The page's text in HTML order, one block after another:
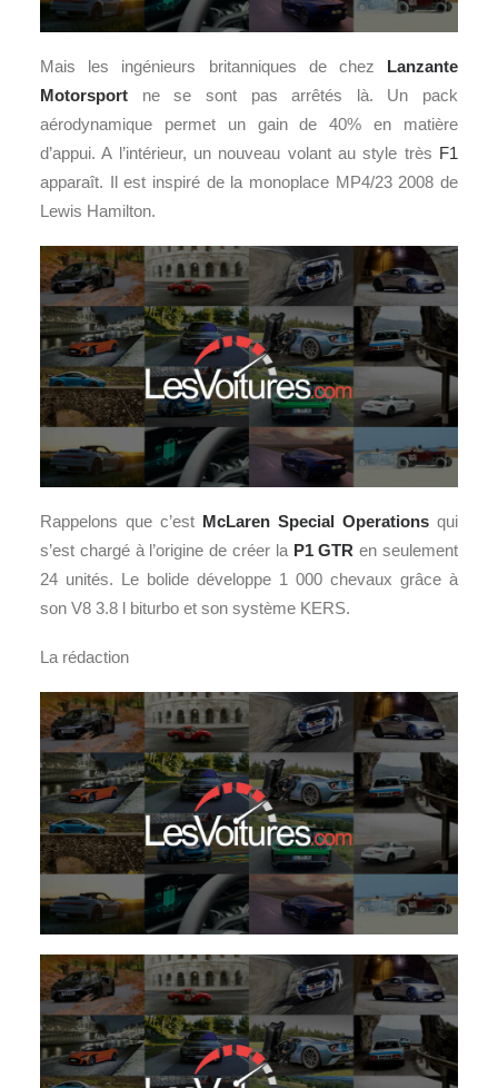
Mais les ingénieurs britanniques de chez Lanzante
Motorsport ne se sont pas arrêtés là. Un pack
aérodynamique permet un gain de 40% en matière
d’appui. A l’intérieur, un nouveau volant au style très F1
apparaît. Il est inspiré de la monoplace MP4/23 2008 de
Lewis Hamilton.
Rappelons que c’est McLaren Special Operations qui
s’est chargé à l’origine de créer la P1 GTR en seulement
24 unités. Le bolide développe 1 000 chevaux grâce à
son V8 3.8 l biturbo et son système KERS.
La rédaction